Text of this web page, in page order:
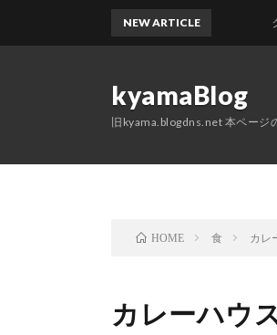
kyamaBlog
旧kyama.blogdns.net 本ページ
NEW ARTICLE グッドコ
HOME 食 カレ
カレーハウ